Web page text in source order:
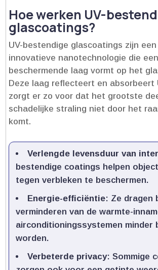
Hoe werken UV-
glascoatings?
UV-bestendige glascoatings zijn
innovatieve nanotechnologie die
beschermende laag vormt op het
Deze laag reflecteert en absorbeert
zorgt er zo voor dat het grootste
schadelijke straling niet door het
komt.​
Verlengde levensduur van
bestendige coatings helpen
tegen verbleken te beschermen.​
Energie-efficiëntie: Ze dragen
verminderen van de warmte-
airconditioningssystemen minder
worden.​
Verbeterde privacy: Sommige